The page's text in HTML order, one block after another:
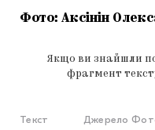
Фото: Аксінін
Якщо ви знайшли
фрагмент
Текст
Джерело